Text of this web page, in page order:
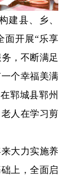
县、乡、
面开展“乐享
，不断满足
个幸福美满
郓城县郓州
人在学习剪
大力实施养
上，全面启